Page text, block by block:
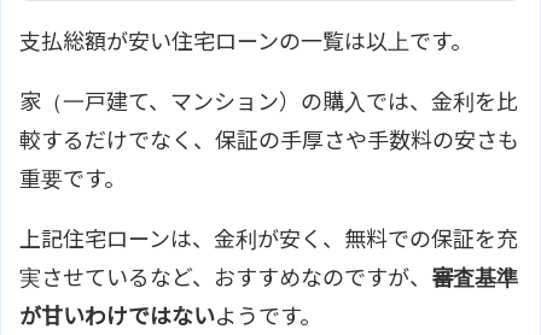
支払総額が安い住宅ローンの一覧は以上です。
家（一戸建て、マンション）の購入では、金利を比
較するだけでなく、保証の手厚さや手数料の安さも
重要です。
上記住宅ローンは、金利が安く、無料での保証を充
実させているなど、おすすめなのですが、 審査基準
が甘いわけではないようです。